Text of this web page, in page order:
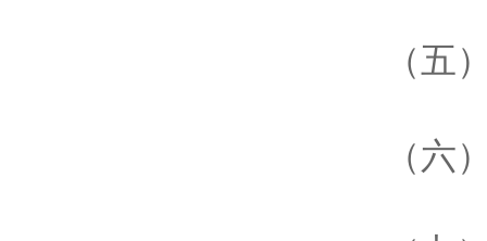
（五）
（六）